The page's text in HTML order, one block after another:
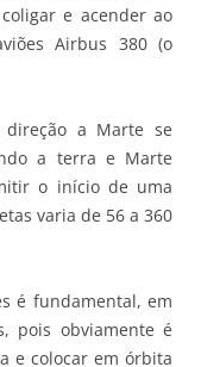
e acender ao
Airbus 380 (o
a Marte se
a terra e Marte
o início de uma
varia de 56 a 360
é fundamental, em
pois obviamente é
e colocar em órbita